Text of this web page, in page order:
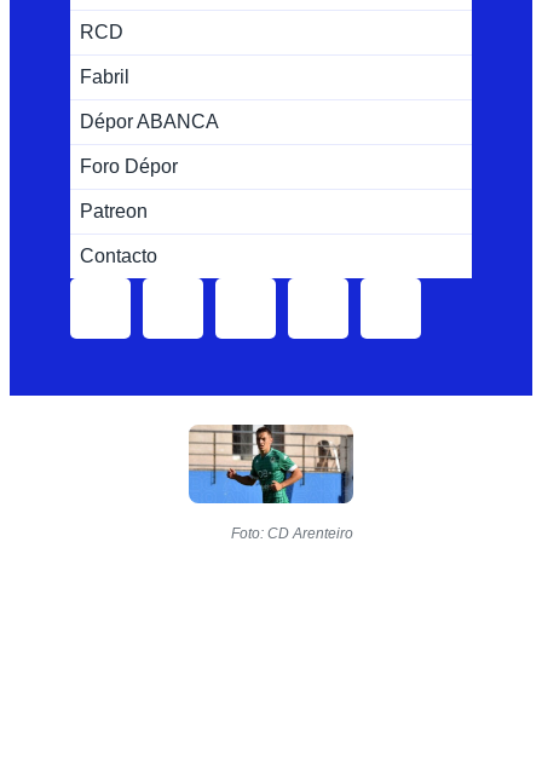
RCD
Fabril
Dépor ABANCA
Foro Dépor
Patreon
Contacto
Foto: CD Arenteiro